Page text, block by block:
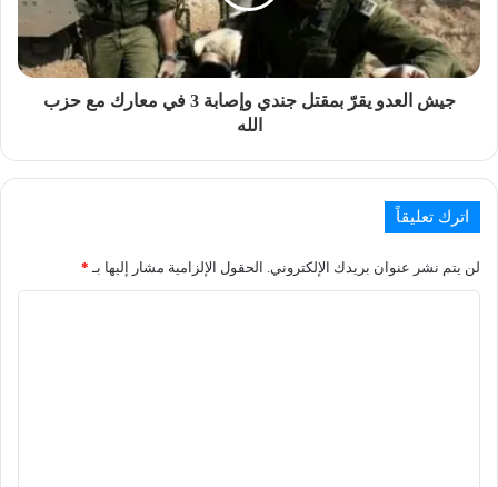
جيش العدو يقرّ بمقتل جندي وإصابة 3 في معارك مع حزب
الله
اترك تعليقاً
لن يتم نشر عنوان بريدك الإلكتروني. الحقول الإلزامية مشار إليها بـ *